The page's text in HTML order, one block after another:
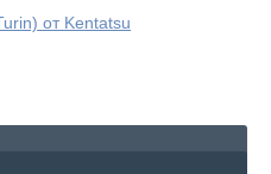
от Kentatsu